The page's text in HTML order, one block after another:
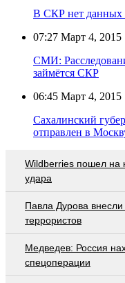
В СКР нет данных
07:27 Март 4, 2015
СМИ:
займётся СКР
06:45 Март 4, 2015
Сахалинский
отправлен в
Wildberries пошел на
удара
Павла Дурова внесли
террористов
Медведев: Россия
спецоперации